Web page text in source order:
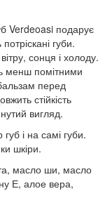
Verdeoasi подарує
губи.
сонця і холоду.
менш помітними
перед
стійкість
вигляд.
і на самі губи.
шкіри.
масло ши, масло
Е, алое вера,